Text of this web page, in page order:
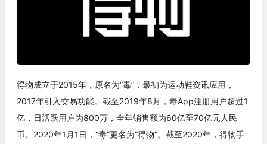
得物成立于2015年，原名为“毒”，最初为运动鞋资讯应用，
2017年引入交易功能。截至2019年8月，毒App注册用户超过1
亿，日活跃用户为800万，全年销售额为60亿至70亿元人民
币。2020年1月1日，“毒”更名为“得物”。截至2020年，得物手